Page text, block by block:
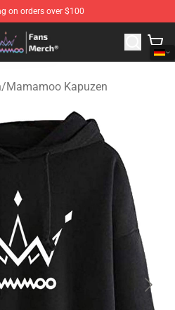
on orders over $100
Mamamoo Merchandise Shop
/Mamamoo Kapuzen